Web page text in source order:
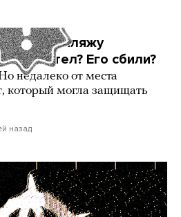
по пляжу
он летел? Его сбили?
недалеко от места
который могла защищать
назад